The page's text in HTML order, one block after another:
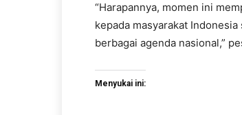
“Harapannya, momen ini
kepada masyarakat
berbagai agenda nasional,”
Menyukai ini: